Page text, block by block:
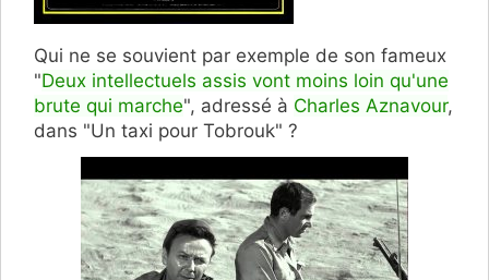
Qui ne se souvient par exemple de son fameux
"Deux intellectuels assis vont moins loin qu'une
brute qui marche", adressé à Charles Aznavour,
dans "Un taxi pour Tobrouk" ?